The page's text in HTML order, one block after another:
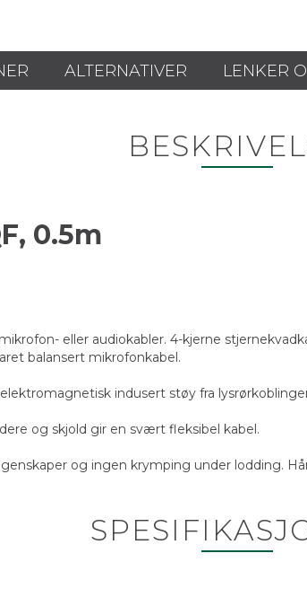
ALTERNATIVER LENKER
0.5m
eller audiokabler. 4-kjerne
balansert mikrofonkabel.
indusert støy fra
og skjold gir en svært fleksibel kabel.
og ingen krymping under lodding.